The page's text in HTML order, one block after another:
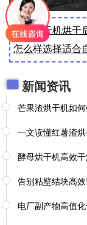
污泥烘干机烘干
怎么样选择适合
新闻资讯
芒果渣烘干机如何
一文读懂红薯渣
酵母烘干机高效干
告别粘壁结块高效
电厂副产物高值